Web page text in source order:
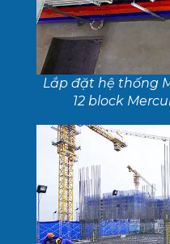
Lắp đặt hệ thống
12 block